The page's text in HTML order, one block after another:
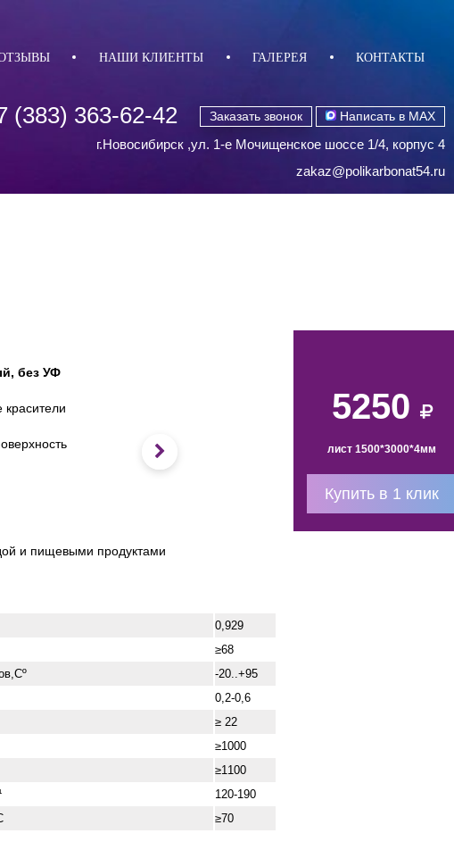
НАШИ КЛИЕНТЫ ГАЛЕРЕЯ КОНТАКТЫ
(383) 363-62-42 Заказать звонок Написать в MAX
г.Новосибирск ,ул. 1-е Мочищенское шоссе 1/4, корпус 4
zakaz@polikarbonat54.ru
без УФ
и пищевыми продуктами
0,929
≥68
-20..+95
0,2-0,6
≥ 22
≥1000
≥1100
120-190
≥70
5250
лист 1500*3000*4мм
Купить в 1 клик